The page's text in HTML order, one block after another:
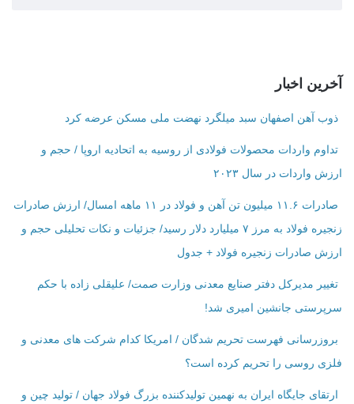
آخرین اخبار
ذوب آهن اصفهان سبد میلگرد نهضت ملی مسکن عرضه کرد
تداوم واردات محصولات فولادی از روسیه به اتحادیه اروپا / حجم و
ارزش واردات در سال ۲۰۲۳
صادرات ۱۱.۶ میلیون تن آهن و فولاد در ۱۱ ماهه امسال/ ارزش صادرات
زنجیره فولاد به مرز ۷ میلیارد دلار رسید/ جزئیات و نکات تحلیلی حجم و
ارزش صادرات زنجیره فولاد + جدول
تغییر مدیرکل دفتر صنایع معدنی وزارت صمت/ علیقلی زاده با حکم
سرپرستی جانشین امیری شد!
بروزرسانی فهرست تحریم شدگان / امریکا کدام شرکت ‌های معدنی و
فلزی روسی را تحریم کرده است؟
ارتقای جایگاه ایران به نهمین تولیدکننده بزرگ فولاد جهان / تولید چین و